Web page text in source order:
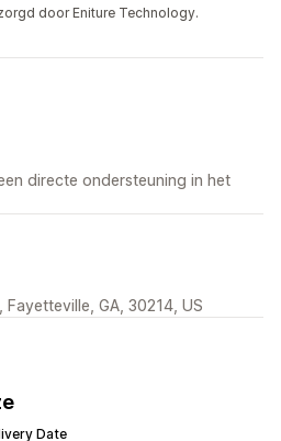
door Eniture Technology.
directe ondersteuning in het
Fayetteville, GA, 30214, US
Date